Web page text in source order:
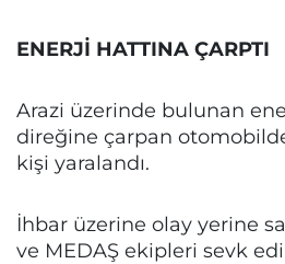
ENERJİ HATTINA ÇARPTI
Arazi üzerinde bulunan
direğine çarpan
kişi yaralandı.
İhbar üzerine olay yerine
ve MEDAŞ ekipleri sevk